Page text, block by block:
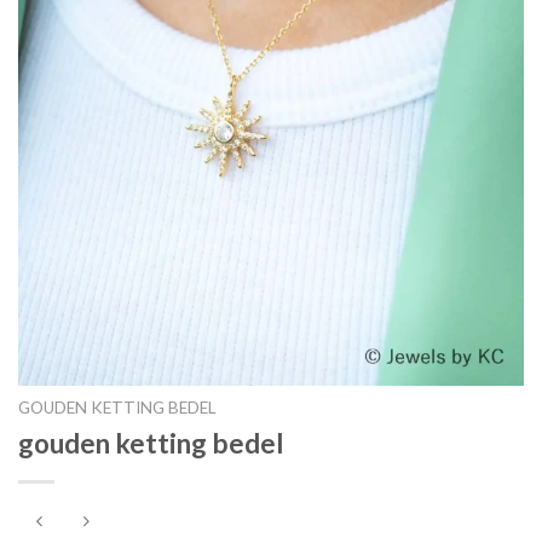
GOUDEN KETTING BEDEL
gouden ketting bedel